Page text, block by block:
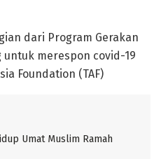
dari Program Gerakan
merespon covid-19
Foundation (TAF)
Umat Muslim Ramah